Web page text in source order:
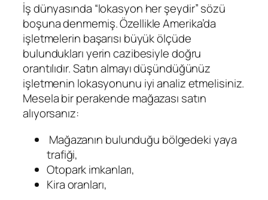
İş dünyasında “lokasyon her şeydir” sözü
boşuna denmemiş. Özellikle Amerika’da
işletmelerin başarısı büyük ölçüde
bulundukları yerin cazibesiyle doğru
orantılıdır. Satın almayı düşündüğünüz
işletmenin lokasyonunu iyi analiz etmelisiniz.
Mesela bir perakende mağazası satın
alıyorsanız:
Mağazanın bulunduğu bölgedeki yaya
trafiği,
Otopark imkanları,
Kira oranları,